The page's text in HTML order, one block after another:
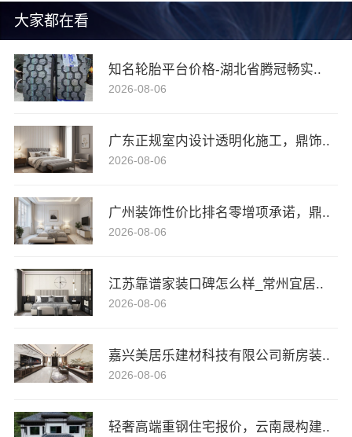
大家都在看
知名轮胎平台价格-湖北省腾冠畅实..
2026-08-06
广东正规室内设计透明化施工，鼎饰..
2026-08-06
广州装饰性价比排名零增项承诺，鼎..
2026-08-06
江苏靠谱家装口碑怎么样_常州宜居..
2026-08-06
嘉兴美居乐建材科技有限公司新房装..
2026-08-06
轻奢高端重钢住宅报价，云南晟构建..